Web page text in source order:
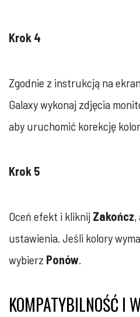
Krok 4
Zgodnie z instrukcją na
Galaxy wykonaj zdjęcia
aby uruchomić korekcję
Krok 5
Oceń efekt i kliknij Zakończ,
ustawienia. Jeśli kolory
wybierz Ponów.
KOMPATYBILNOŚĆ I